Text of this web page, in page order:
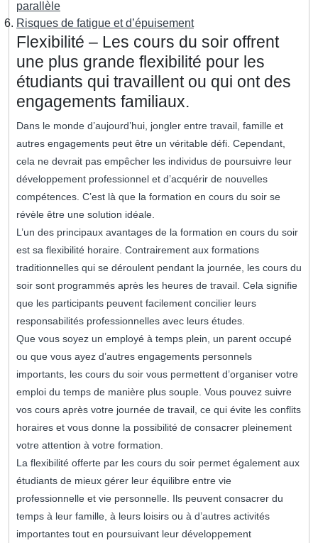
parallèle
Risques de fatigue et d’épuisement
Flexibilité – Les cours du soir offrent
une plus grande flexibilité pour les
étudiants qui travaillent ou qui ont des
engagements familiaux.
Dans le monde d’aujourd’hui, jongler entre travail, famille et
autres engagements peut être un véritable défi. Cependant,
cela ne devrait pas empêcher les individus de poursuivre leur
développement professionnel et d’acquérir de nouvelles
compétences. C’est là que la formation en cours du soir se
révèle être une solution idéale.
L’un des principaux avantages de la formation en cours du soir
est sa flexibilité horaire. Contrairement aux formations
traditionnelles qui se déroulent pendant la journée, les cours du
soir sont programmés après les heures de travail. Cela signifie
que les participants peuvent facilement concilier leurs
responsabilités professionnelles avec leurs études.
Que vous soyez un employé à temps plein, un parent occupé
ou que vous ayez d’autres engagements personnels
importants, les cours du soir vous permettent d’organiser votre
emploi du temps de manière plus souple. Vous pouvez suivre
vos cours après votre journée de travail, ce qui évite les conflits
horaires et vous donne la possibilité de consacrer pleinement
votre attention à votre formation.
La flexibilité offerte par les cours du soir permet également aux
étudiants de mieux gérer leur équilibre entre vie
professionnelle et vie personnelle. Ils peuvent consacrer du
temps à leur famille, à leurs loisirs ou à d’autres activités
importantes tout en poursuivant leur développement